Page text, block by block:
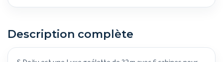
Description complète